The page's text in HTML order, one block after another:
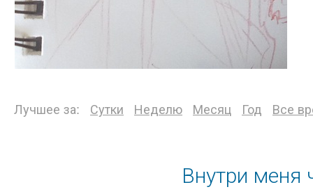
Лучшее за: Сутки Неделю Месяц Год Все
Внутри меня